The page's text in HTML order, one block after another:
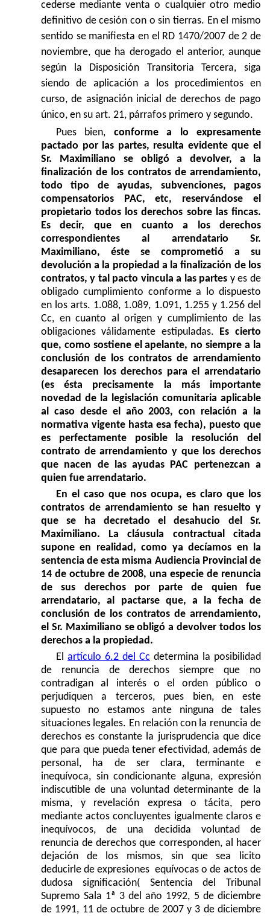
cederse mediante venta o cualquier otro medio
definitivo de cesión con o sin tierras. En el mismo
sentido se manifiesta en el RD 1470/2007 de 2 de
noviembre, que ha derogado el anterior, aunque
según la Disposición Transitoria Tercera, siga
siendo de aplicación a los procedimientos en
curso, de asignación inicial de derechos de pago
único, en su art. 21, párrafos primero y segundo.
Pues bien, conforme a lo expresamente
pactado por las partes, resulta evidente que el
Sr. Maximiliano se obligó a devolver, a la
finalización de los contratos de arrendamiento,
todo tipo de ayudas, subvenciones, pagos
compensatorios PAC, etc, reservándose el
propietario todos los derechos sobre las fincas.
Es decir, que en cuanto a los derechos
correspondientes al arrendatario Sr.
Maximiliano, éste se comprometió a su
devolución a la propiedad a la finalización de los
contratos, y tal pacto vincula a las partes y es de
obligado cumplimiento conforme a lo dispuesto
en los arts. 1.088, 1.089, 1.091, 1.255 y 1.256 del
Cc, en cuanto al origen y cumplimiento de las
obligaciones válidamente estipuladas. Es cierto
que, como sostiene el apelante, no siempre a la
conclusión de los contratos de arrendamiento
desaparecen los derechos para el arrendatario
(es ésta precisamente la más importante
novedad de la legislación comunitaria aplicable
al caso desde el año 2003, con relación a la
normativa vigente hasta esa fecha), puesto que
es perfectamente posible la resolución del
contrato de arrendamiento y que los derechos
que nacen de las ayudas PAC pertenezcan a
quien fue arrendatario.
En el caso que nos ocupa, es claro que los
contratos de arrendamiento se han resuelto y
que se ha decretado el desahucio del Sr.
Maximiliano. La cláusula contractual citada
supone en realidad, como ya decíamos en la
sentencia de esta misma Audiencia Provincial de
14 de octubre de 2008, una especie de renuncia
de sus derechos por parte de quien fue
arrendatario, al pactarse que, a la fecha de
conclusión de los contratos de arrendamiento,
el Sr. Maximiliano se obligó a devolver todos los
derechos a la propiedad.
El artículo 6.2 del Cc determina la posibilidad
de renuncia de derechos siempre que no
contradigan al interés o el orden público o
perjudiquen a terceros, pues bien, en este
supuesto no estamos ante ninguna de tales
situaciones legales. En relación con la renuncia de
derechos es constante la jurisprudencia que dice
que para que pueda tener efectividad, además de
personal, ha de ser clara, terminante e
inequívoca, sin condicionante alguna, expresión
indiscutible de una voluntad determinante de la
misma, y revelación expresa o tácita, pero
mediante actos concluyentes igualmente claros e
inequívocos, de una decidida voluntad de
renuncia de derechos que corresponden, al hacer
dejación de los mismos, sin que sea licito
deducirle de expresiones equívocas o de actos de
dudosa significación( Sentencia del Tribunal
Supremo Sala 1ª 3 del año 1992, 5 de diciembre
de 1991, 11 de octubre de 2007 y 3 de diciembre